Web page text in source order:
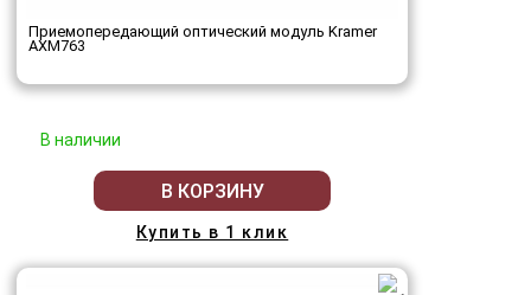
Приемопередающий оптический модуль Kramer
AXM763
В наличии
В КОРЗИНУ
Купить в 1 клик